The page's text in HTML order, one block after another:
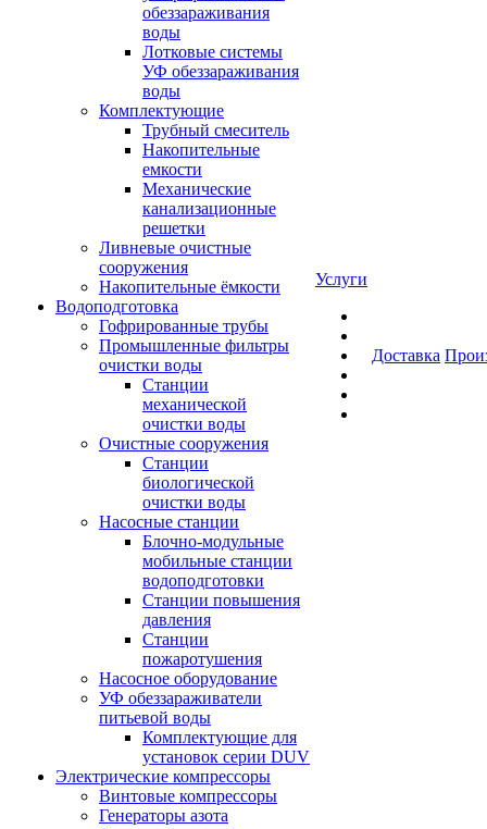
обеззараживания
воды
Лотковые системы
УФ обеззараживания
воды
Комплектующие
Трубный смеситель
Накопительные
емкости
Механические
канализационные
решетки
Ливневые очистные
сооружения
Накопительные ёмкости
Водоподготовка
Гофрированные трубы
Промышленные фильтры
очистки воды
Станции
механической
очистки воды
Очистные сооружения
Станции
биологической
очистки воды
Насосные станции
Блочно-модульные
мобильные станции
водоподготовки
Станции повышения
давления
Станции
пожаротушения
Насосное оборудование
УФ обеззараживатели
питьевой воды
Комплектующие для
установок серии DUV
Электрические компрессоры
Винтовые компрессоры
Генераторы азота
Услуги
Доставка